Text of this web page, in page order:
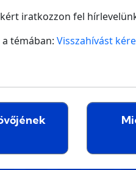
iratkozzon fel
témában: Visszahívást